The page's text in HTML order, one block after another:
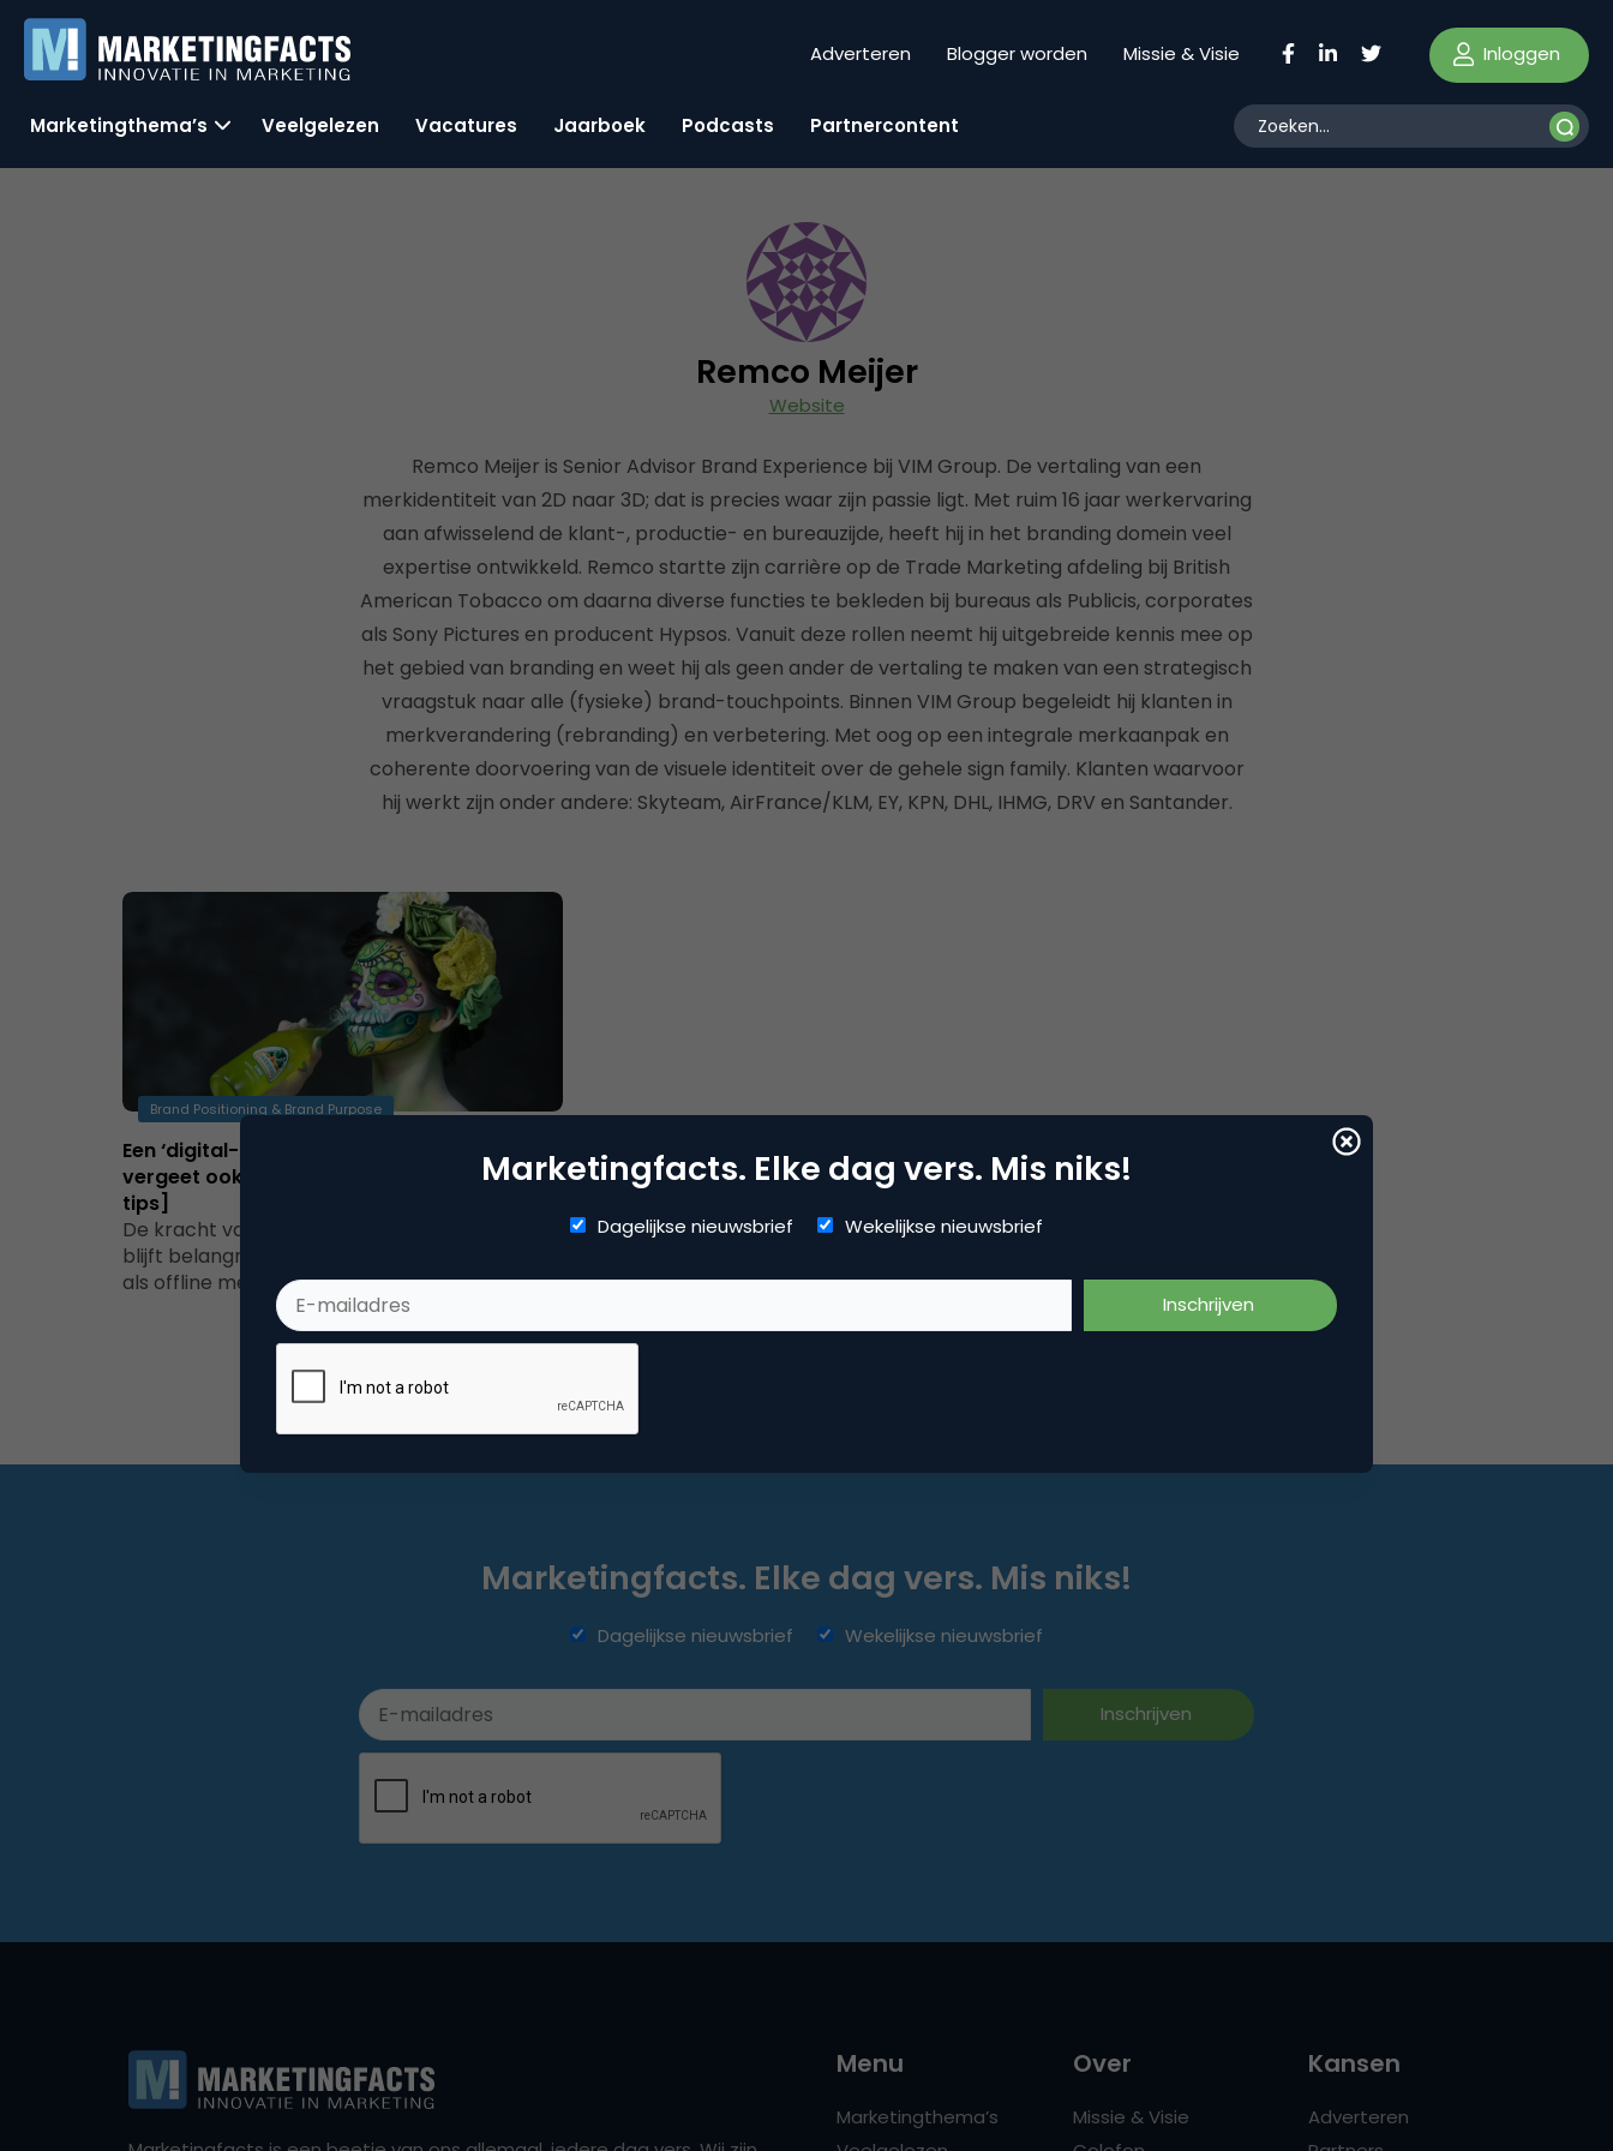
Adverteren Blogger worden Missie & Visie Inloggen
Marketingthema’s Veelgelezen Vacatures Jaarboek Podcasts Partnercontent
Remco Meijer
Website
Remco Meijer is Senior Advisor Brand Experience bij VIM Group. De vertaling van een
merkidentiteit van 2D naar 3D; dat is precies waar zijn passie ligt. Met ruim 16 jaar werkervaring
aan afwisselend de klant-, productie- en bureauzijde, heeft hij in het branding domein veel
expertise ontwikkeld. Remco startte zijn carrière op de Trade Marketing afdeling bij British
American Tobacco om daarna diverse functies te bekleden bij bureaus als Publicis, corporates
als Sony Pictures en producent Hypsos. Vanuit deze rollen neemt hij uitgebreide kennis mee op
het gebied van branding en weet hij als geen ander de vertaling te maken van een strategisch
vraagstuk naar alle (fysieke) brand-touchpoints. Binnen VIM Group begeleidt hij klanten in
merkverandering (rebranding) en verbetering. Met oog op een integrale merkaanpak en
coherente doorvoering van de visuele identiteit over de gehele sign family. Klanten waarvoor
hij werkt zijn onder andere: Skyteam, AirFrance/KLM, EY, KPN, DHL, IHMG, DRV en Santander.
Brand Positioning & Brand Purpose
Een ‘digital-proof’ merk? Graag! Maar
vergeet ook je offline merkbeleving niet [6
tips]
De kracht van herhaling in de merkenwereld
blijft belangrijk en daarvoor heb je zowel on-
als offline merkbekendheid nodig. Essentieel…
Marketingfacts. Elke dag vers. Mis niks!
Dagelijkse nieuwsbrief Wekelijkse nieuwsbrief
Marketingfacts. Elke dag vers. Mis niks!
Dagelijkse nieuwsbrief Wekelijkse nieuwsbrief
Menu
Marketingthema’s
Over
Missie & Visie
Kansen
Adverteren